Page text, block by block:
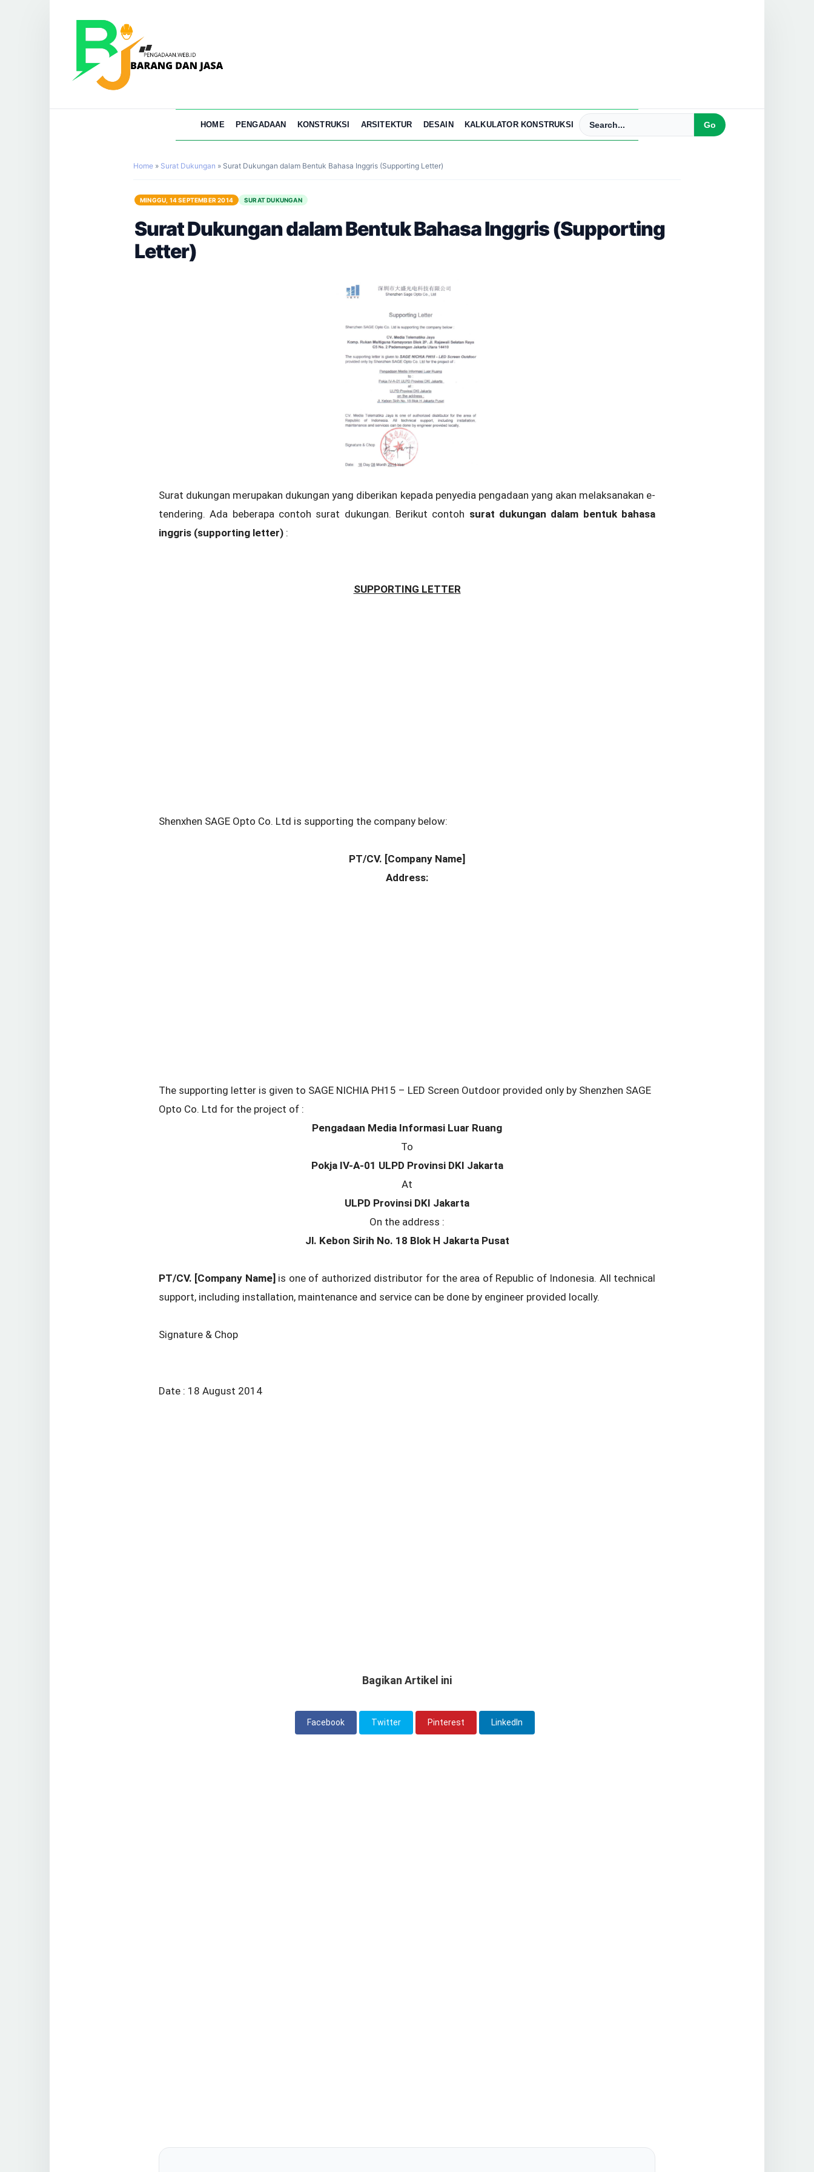
HOME PENGADAAN KONSTRUKSI ARSITEKTUR DESAIN KALKULATOR KONSTRUKSI
Home » Surat Dukungan » Surat Dukungan dalam Bentuk Bahasa Inggris (Supporting Letter)
MINGGU, 14 SEPTEMBER 2014 SURAT DUKUNGAN
Surat Dukungan dalam Bentuk Bahasa Inggris (Supporting
Letter)
Surat dukungan merupakan dukungan yang diberikan kepada penyedia pengadaan yang akan melaksanakan e-
tendering. Ada beberapa contoh surat dukungan. Berikut contoh surat dukungan dalam bentuk bahasa
inggris (supporting letter) :
SUPPORTING LETTER
Shenxhen SAGE Opto Co. Ltd is supporting the company below:
PT/CV. [Company Name]
Address:
The supporting letter is given to SAGE NICHIA PH15 – LED Screen Outdoor provided only by Shenzhen SAGE
Opto Co. Ltd for the project of :
Pengadaan Media Informasi Luar Ruang
To
Pokja IV-A-01 ULPD Provinsi DKI Jakarta
At
ULPD Provinsi DKI Jakarta
On the address :
Jl. Kebon Sirih No. 18 Blok H Jakarta Pusat
PT/CV. [Company Name] is one of authorized distributor for the area of Republic of Indonesia. All technical
support, including installation, maintenance and service can be done by engineer provided locally.
Signature & Chop
Date : 18 August 2014
Bagikan Artikel ini
Facebook Twitter Pinterest LinkedIn